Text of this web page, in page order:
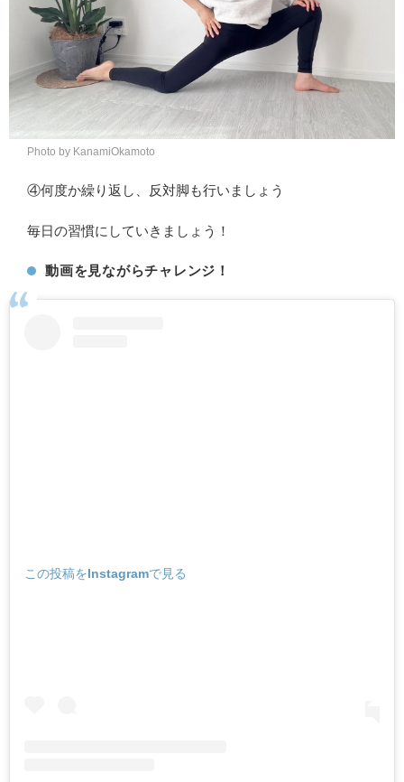
Photo by KanamiOkamoto
④何度か繰り返し、反対脚も行いましょう
毎日の習慣にしていきましょう！
動画を見ながらチャレンジ！
この投稿をInstagramで見る